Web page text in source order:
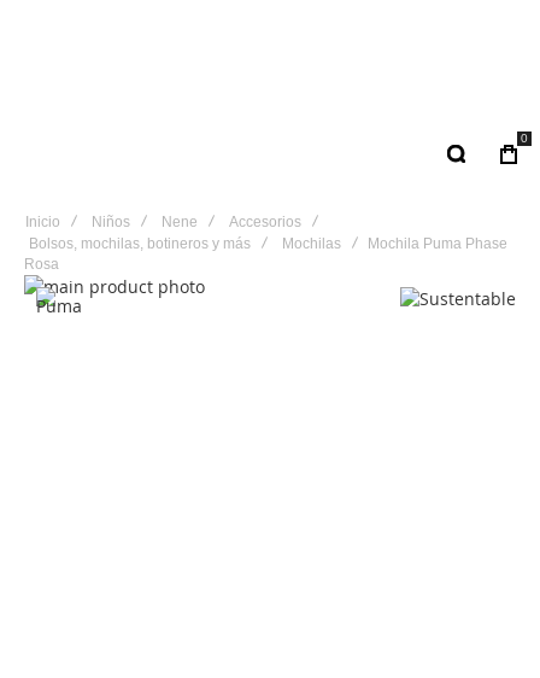
0
Inicio Niños Nene
Accesorios
Bolsos, mochilas, botineros y más
Mochilas
Mochila Puma Phase
Rosa